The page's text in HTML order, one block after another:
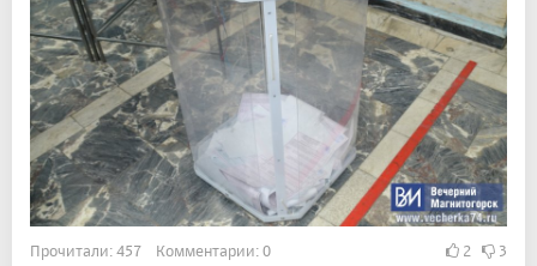
Прочитали: 457 Комментарии: 0 2 3